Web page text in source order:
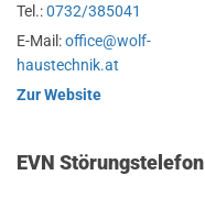
Tel.:0732/385041
E-Mail:office@wolf-
haustechnik.at
Zur Website
EVN Störungstelefon